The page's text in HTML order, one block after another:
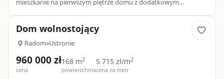
mieszkanie na pierwszym piętrze domu z dodatkowym
Dom wolnostojący
Radom»Ustronie
960 000 zł
cena
168 m2
powierzchnia
5 715 zł/m2
cena za metr